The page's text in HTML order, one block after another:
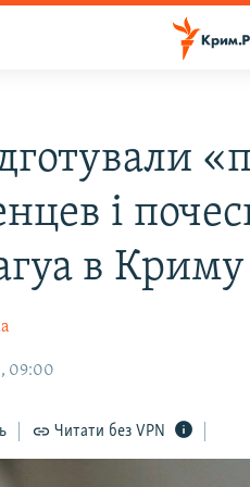
і
в Криму
09:00
Читати без VPN